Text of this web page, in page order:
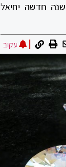
חדשה יחיאל
עקוב